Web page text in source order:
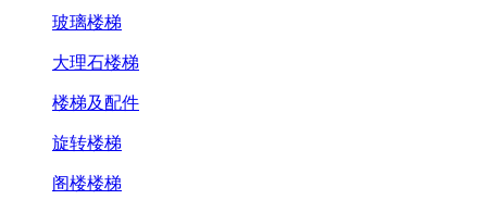
玻璃楼梯
大理石楼梯
楼梯及配件
旋转楼梯
阁楼楼梯